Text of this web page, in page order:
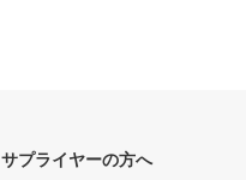
サプライヤーの方へ